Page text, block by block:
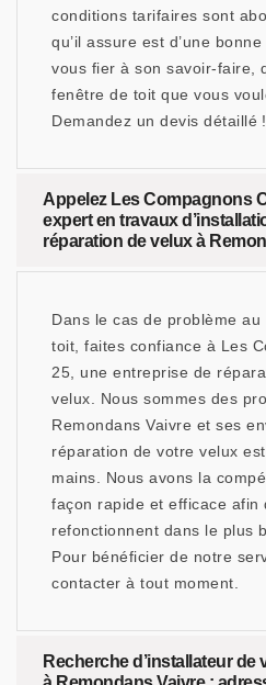
conditions tarifaires sont
qu’il assure est d’une
vous fier à son savoir-faire,
fenêtre de toit que vous
Demandez un devis détaillé !
Appelez Les Compagnons
expert en travaux
réparation de velux à
Dans le cas de problème
toit, faites confiance à Les
25, une entreprise de
velux. Nous sommes des
Remondans Vaivre et ses
réparation de votre velux
mains. Nous avons la
façon rapide et efficace afin
refonctionnent dans le plus
Pour bénéficier de notre
contacter à tout moment.
Recherche d’installateur de